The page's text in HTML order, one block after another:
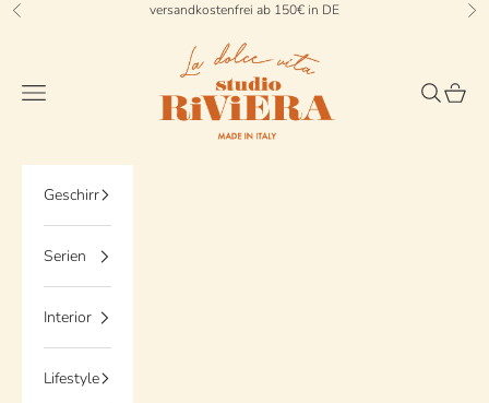
Zum Inhalt springen
Zurück versandkostenfrei ab 150€ in DE Vor
StudioRiviera
Menü Suchen
Geschirr
Serien
Interior
Lifestyle